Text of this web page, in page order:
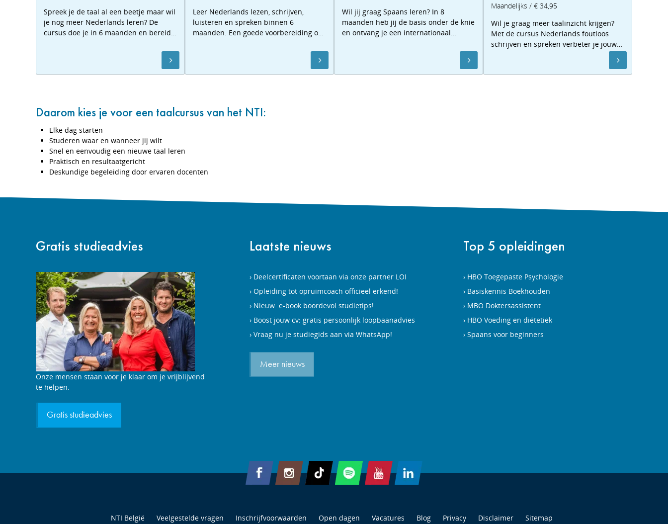
Spreek je de taal al een beetje maar wil
je nog meer Nederlands leren? De
cursus doe je in 6 maanden en bereid
Leer Nederlands lezen, schrijven,
luisteren en spreken binnen 6
maanden. Een goede voorbereiding op
Wil jij graag Spaans leren? In 8
maanden heb jij de basis onder de knie
en ontvang je een internationaal
Maandelijks / € 34,95
Wil je graag meer taalinzicht krijgen?
Met de cursus Nederlands foutloos
schrijven en spreken verbeter je jouw
Daarom kies je voor een taalcursus van het NTI:
Elke dag starten
Studeren waar en wanneer jij wilt
Snel en eenvoudig een nieuwe taal leren
Praktisch en resultaatgericht
Deskundige begeleiding door ervaren docenten
Gratis studieadvies
Studieadviesgesprek
aanvragen
Onze mensen staan voor je klaar om je vrijblijvend
te helpen.
Gratis studieadvies
Laatste nieuws
Deelcertificaten voortaan via onze partner LOI
Opleiding tot opruimcoach officieel erkend!
Nieuw: e-book boordevol studietips!
Boost jouw cv: gratis persoonlijk loopbaanadvies
Vraag nu je studiegids aan via WhatsApp!
Meer nieuws
Top 5 opleidingen
HBO Toegepaste Psychologie
Basiskennis Boekhouden
MBO Doktersassistent
HBO Voeding en diëtetiek
Spaans voor beginners
NTI België Veelgestelde vragen Inschrijfvoorwaarden Open dagen Vacatures Blog Privacy Disclaimer Sitemap